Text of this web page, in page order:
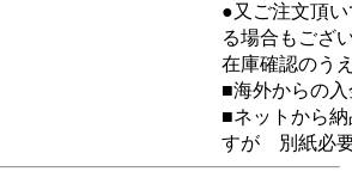
●又ご注文頂
る場合もござ
在庫確認のう
■海外からの
■ネットから
すが 別紙必